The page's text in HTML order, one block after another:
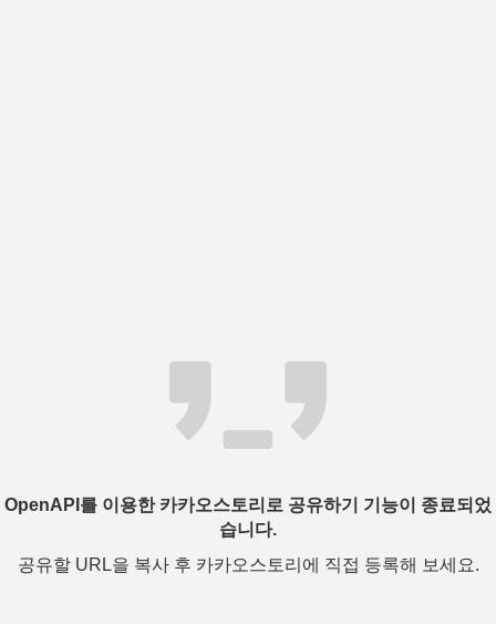
OpenAPI를 이용한 카카오스토리로 공유하기 기능이 종료되었
습니다.
공유할 URL을 복사 후 카카오스토리에 직접 등록해 보세요.